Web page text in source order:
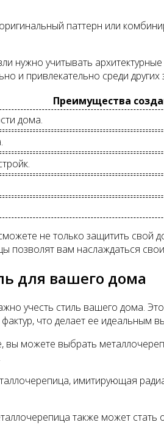
паттерн или
нужно учитывать
и привлекательно среди других
Преимущества
дома.
не только защитить свой
позволят вам наслаждаться
для вашего дома
учесть стиль вашего дома.
что делает ее идеальным
можете выбрать
имитирующая
также может